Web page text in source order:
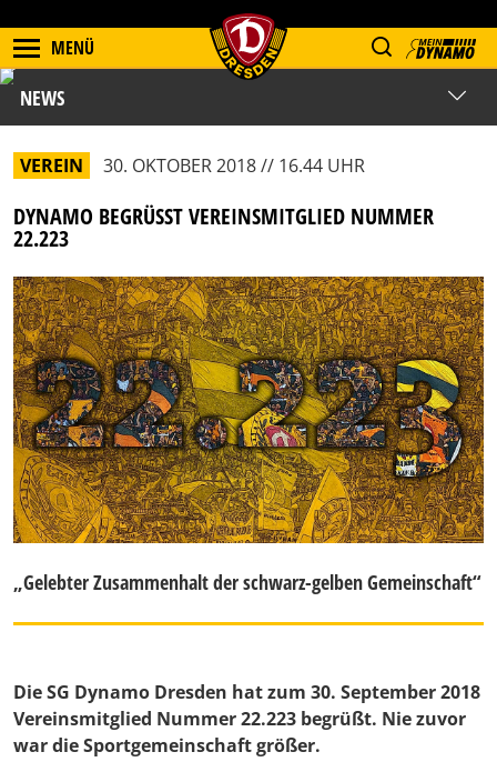
MENÜ
NEWS
VEREIN 30. OKTOBER 2018 // 16.44 UHR
DYNAMO BEGRÜSST VEREINSMITGLIED NUMMER 2
2.223
„Gelebter Zusammenhalt der schwarz-gelben Gemeinschaft“
Die SG Dynamo Dresden hat zum 30. September 2018
Vereinsmitglied Nummer 22.223 begrüßt. Nie zuvor
war die Sportgemeinschaft größer.